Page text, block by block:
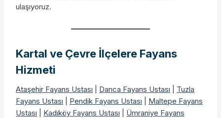
ulaşıyoruz.
Kartal ve Çevre İlçelere Fayans
Hizmeti
Ataşehir Fayans Ustası Darıca Fayans Ustası
Tuzla
Fayans Ustası
Pendik Fayans Ustası
Maltepe Fayans
Ustası
Kadıköy Fayans Ustası
Ümraniye Fayans